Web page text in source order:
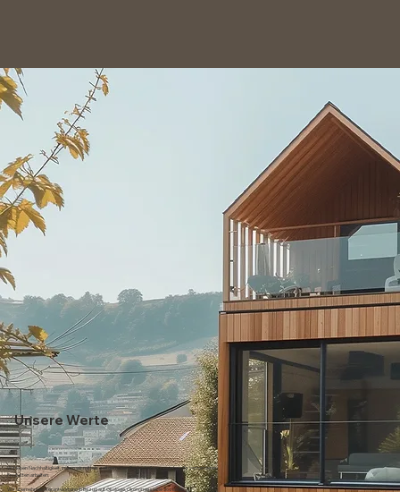
Unsere Werte
Wir leben Nachhaltigkeit, indem wir mittels zeitgemäßen Bautechniken sowie bereits vorhandenen
Produkten arbeiten.
Wir übernehmen Verantwortung in Bezug auf Ökologie, Ökonomie sowie Sozialem